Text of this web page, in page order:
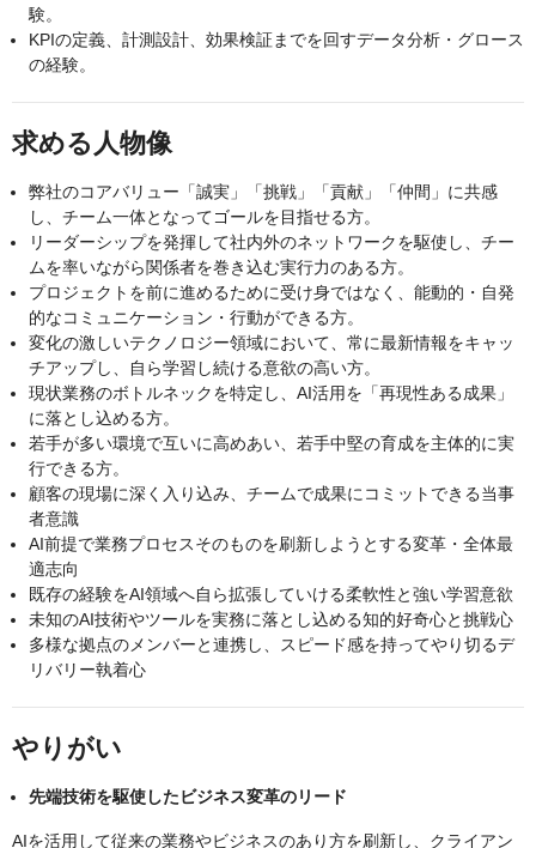
験。
KPIの定義、計測設計、効果検証までを回すデータ分析・グロース
の経験。
求める人物像
弊社のコアバリュー「誠実」「挑戦」「貢献」「仲間」に共感
し、チーム一体となってゴールを目指せる方。
リーダーシップを発揮して社内外のネットワークを駆使し、チー
ムを率いながら関係者を巻き込む実行力のある方。
プロジェクトを前に進めるために受け身ではなく、能動的・自発
的なコミュニケーション・行動ができる方。
変化の激しいテクノロジー領域において、常に最新情報をキャッ
チアップし、自ら学習し続ける意欲の高い方。
現状業務のボトルネックを特定し、AI活用を「再現性ある成果」
に落とし込める方。
若手が多い環境で互いに高めあい、若手中堅の育成を主体的に実
行できる方。
顧客の現場に深く入り込み、チームで成果にコミットできる当事
者意識
AI前提で業務プロセスそのものを刷新しようとする変革・全体最
適志向
既存の経験をAI領域へ自ら拡張していける柔軟性と強い学習意欲
未知のAI技術やツールを実務に落とし込める知的好奇心と挑戦心
多様な拠点のメンバーと連携し、スピード感を持ってやり切るデ
リバリー執着心
やりがい
先端技術を駆使したビジネス変革のリード
AIを活用して従来の業務やビジネスのあり方を刷新し、クライアン